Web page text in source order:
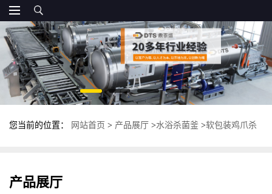
您当前的位置： 网站首页 > 产品展厅 >水浴杀菌釜 >软包装鸡爪杀
产品展厅